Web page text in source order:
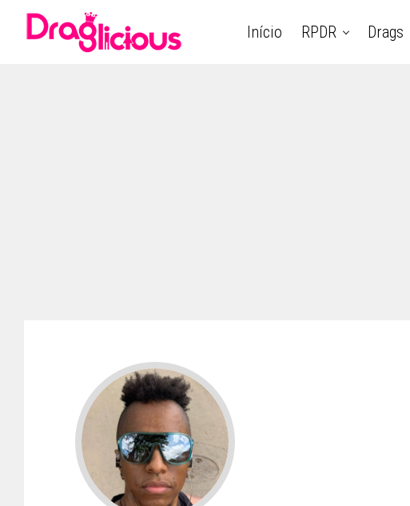
Início RPDR Drags